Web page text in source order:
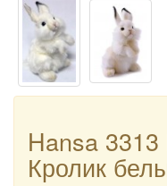
Hansa
Кролик